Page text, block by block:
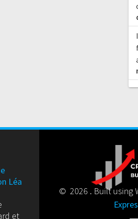
Léa
et
© 2026 . Built using